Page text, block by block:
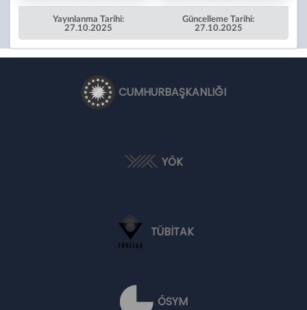
Yayınlanma Tarihi:
27.10.2025
Güncelleme Tarihi:
27.10.2025
CUMHURBAŞKANLIĞI
YÖK
TÜBİTAK
ÖSYM